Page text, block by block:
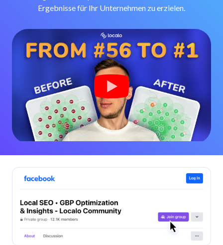
Ergebnisse für Ihr Unternehmen zu erzielen.